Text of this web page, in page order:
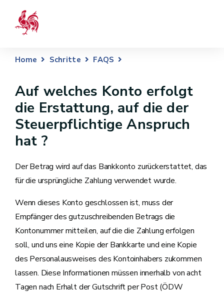
Home Schritte FAQS
Auf welches Konto erfolgt
die Erstattung, auf die der
Steuerpflichtige Anspruch
hat ?
Der Betrag wird auf das Bankkonto zurückerstattet, das
für die ursprüngliche Zahlung verwendet wurde.
Wenn dieses Konto geschlossen ist, muss der
Empfänger des gutzuschreibenden Betrags die
Kontonummer mitteilen, auf die die Zahlung erfolgen
soll, und uns eine Kopie der Bankkarte und eine Kopie
des Personalausweises des Kontoinhabers zukommen
lassen. Diese Informationen müssen innerhalb von acht
Tagen nach Erhalt der Gutschrift per Post (ÖDW